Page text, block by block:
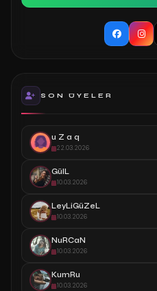
SON ÜYELER
u Z a q
22.03.2026
GülL
10.03.2026
LeyLiGüZeL
10.03.2026
NuRCaN
10.03.2026
KumRu
10.03.2026